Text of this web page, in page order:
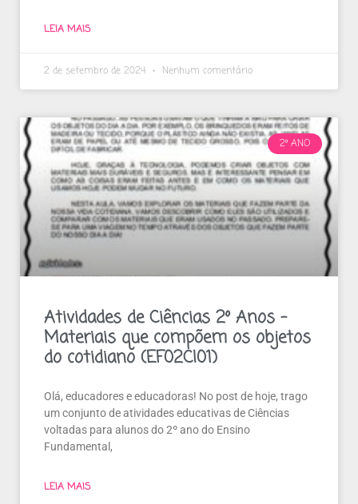
LEIA MAIS
2 de setembro de 2024 Nenhum comentário
2º ANO
Atividades de Ciências 2º Anos –
Materiais que compõem os objetos
do cotidiano (EF02CI01)
Olá, educadores e educadoras! No post de hoje, trago
um conjunto de atividades educativas de Ciências
voltadas para alunos do 2º ano do Ensino
Fundamental,
LEIA MAIS